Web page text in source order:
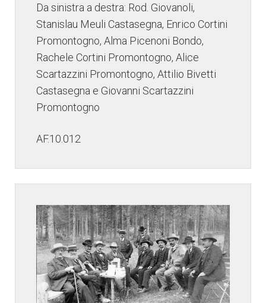
Da sinistra a destra: Rod. Giovanoli,
Stanislau Meuli Castasegna, Enrico Cortini
Promontogno, Alma Picenoni Bondo,
Rachele Cortini Promontogno, Alice
Scartazzini Promontogno, Attilio Bivetti
Castasegna e Giovanni Scartazzini
Promontogno
AF.10.012